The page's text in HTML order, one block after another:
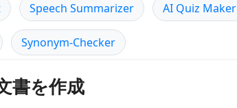
Speech Summarizer AI Quiz Maker
Synonym-Checker
書を作成